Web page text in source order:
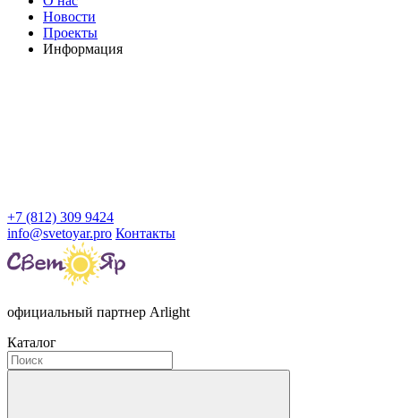
Новости
Проекты
Информация
+7 (812) 309 9424
info@svetoyar.pro Контакты
официальный партнер Arlight
Каталог